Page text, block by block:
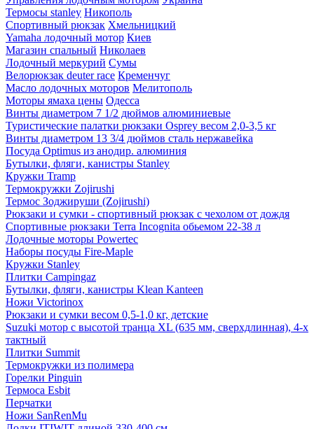
Термосы stanley Никополь
Спортивный рюкзак Хмельницкий
Yamaha лодочный мотор Киев
Магазин спальный Николаев
Лодочный меркурий Сумы
Велорюкзак deuter race Кременчуг
Масло лодочных моторов Мелитополь
Моторы ямаха цены Одесса
Винты диаметром 7 1/2 дюймов алюминиевые
Туристические палатки рюкзаки Osprey весом 2,0-3,5 кг
Винты диаметром 13 3/4 дюймов сталь нержавейка
Посуда Optimus из анодир. алюминия
Бутылки, фляги, канистры Stanley
Кружки Tramp
Термокружки Zojirushi
Термос Зоджируши (Zojirushi)
Рюкзаки и сумки - спортивный рюкзак с чехолом от дождя
Спортивные рюкзаки Terra Incognita обьемом 22-38 л
Лодочные моторы Powertec
Наборы посуды Fire-Maple
Кружки Stanley
Плитки Campingaz
Бутылки, фляги, канистры Klean Kanteen
Ножи Victorinox
Рюкзаки и сумки весом 0,5-1,0 кг, детские
Suzuki мотор с высотой транца XL (635 мм, сверхдлинная), 4-х
тактный
Плитки Summit
Термокружки из полимера
Горелки Pinguin
Термоса Esbit
Перчатки
Ножи SanRenMu